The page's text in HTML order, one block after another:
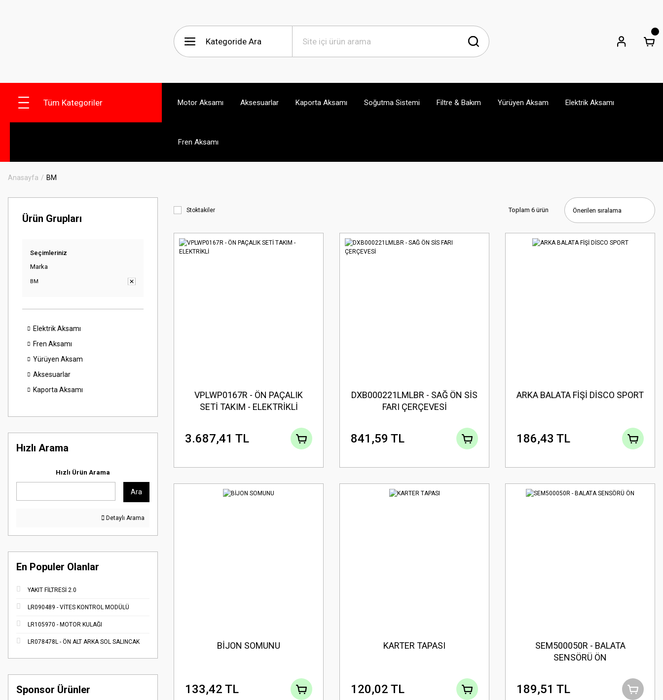
Tüm Kategoriler Motor Aksamı Aksesuarlar Kaporta Aksamı Soğutma Sistemi Filtre & Bakım Yürüyen Aksam Elektrik Aksamı
Fren Aksamı
Anasayfa BM
Ürün Grupları
Seçimleriniz
Marka
BM
Elektrik Aksamı
Fren Aksamı
Yürüyen Aksam
Aksesuarlar
Kaporta Aksamı
Hızlı Arama
Hızlı Ürün Arama
Ara
Detaylı Arama
En Populer Olanlar
YAKIT FİLTRESİ 2.0
LR090489 - VİTES KONTROL MODÜLÜ
LR105970 - MOTOR KULAĞI
LR078478L - ÖN ALT ARKA SOL SALINCAK
Sponsor Ürünler
Stoktakiler Toplam 6 ürün
VPLWP0167R - ÖN PAÇALIK
SETİ TAKIM - ELEKTRİKLİ
3.687,41 TL
DXB000221LMLBR - SAĞ ÖN SİS
FARI ÇERÇEVESİ
841,59 TL
ARKA BALATA FİŞİ DİSCO SPORT
186,43 TL
BİJON SOMUNU
133,42 TL
KARTER TAPASI
120,02 TL
SEM500050R - BALATA
SENSÖRÜ ÖN
189,51 TL